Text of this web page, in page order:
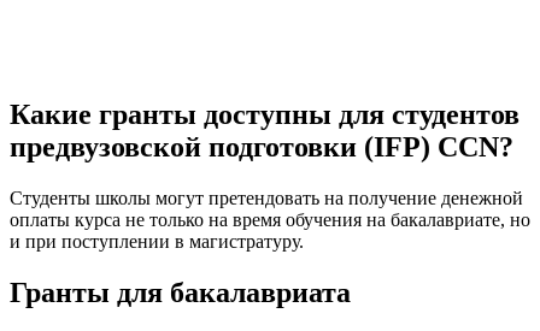
Какие гранты доступны для студентов
предвузовской подготовки (IFP) CCN?
Студенты школы могут претендовать на получение денежной
оплаты курса не только на время обучения на бакалавриате, но
и при поступлении в магистратуру.
Гранты для бакалавриата